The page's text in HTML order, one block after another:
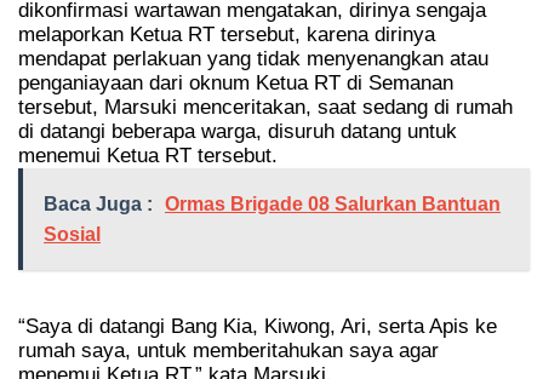
dikonfirmasi wartawan mengatakan, dirinya sengaja
melaporkan Ketua RT tersebut, karena dirinya
mendapat perlakuan yang tidak menyenangkan atau
penganiayaan dari oknum Ketua RT di Semanan
tersebut, Marsuki menceritakan, saat sedang di rumah
di datangi beberapa warga, disuruh datang untuk
menemui Ketua RT tersebut.
Baca Juga :
Ormas Brigade 08 Salurkan Bantuan
Sosial
“Saya di datangi Bang Kia, Kiwong, Ari, serta Apis ke
rumah saya, untuk memberitahukan saya agar